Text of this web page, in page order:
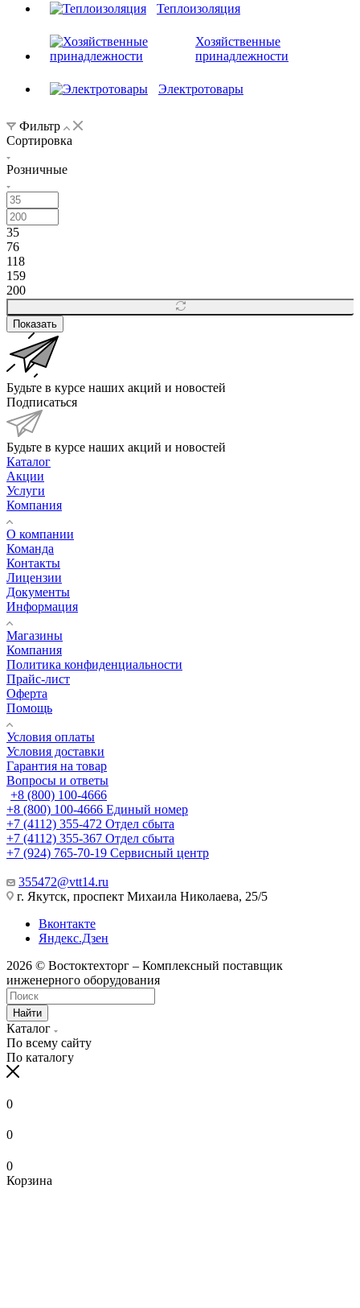
Теплоизоляция
Хозяйственные
принадлежности
Электротовары
Фильтр
Сортировка
Розничные
35
76
118
159
200
Показать
Будьте в курсе наших акций и новостей
Подписаться
Будьте в курсе наших акций и новостей
Каталог
Акции
Услуги
Компания
О компании
Команда
Контакты
Лицензии
Документы
Информация
Магазины
Компания
Политика конфиденциальности
Прайс-лист
Оферта
Помощь
Условия оплаты
Условия доставки
Гарантия на товар
Вопросы и ответы
+8 (800) 100-4666
+8 (800) 100-4666 Единый номер
+7 (4112) 355-472 Отдел сбыта
+7 (4112) 355-367 Отдел сбыта
+7 (924) 765-70-19 Сервисный центр
355472@vtt14.ru
г. Якутск, проспект Михаила Николаева, 25/5
Вконтакте
Яндекс.Дзен
2026 © Востоктехторг – Комплексный поставщик
инженерного оборудования
Найти
Каталог
По всему сайту
По каталогу
0
0
0
Корзина